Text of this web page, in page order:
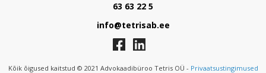
63 63 22 5
info@tetrisab.ee
Kõik õigused kaitstud © 2021 Advokaadibüroo Tetris OÜ - Privaatsustingimused